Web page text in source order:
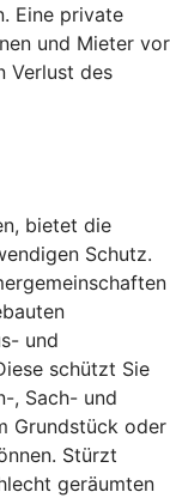
Eine private
und Mieter vor
Verlust des
bietet die
Schutz.
und
schützt Sie
, Sach- und
Grundstück oder
Stürzt
geräumten